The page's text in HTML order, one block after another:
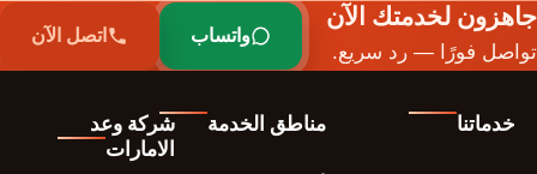
جاهزون لخدمتك الآن
تواصل فورًا — رد سريع.
واتساب اتصل الآن
خدماتنا مناطق الخدمة
شركة وعد
الامارات